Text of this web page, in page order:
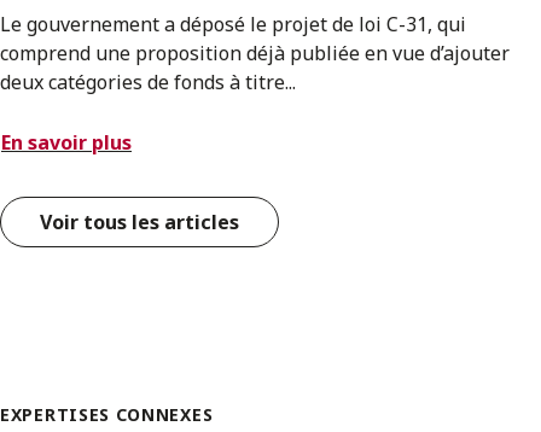
Le gouvernement a déposé le projet de loi C-31, qui
comprend une proposition déjà publiée en vue d’ajouter
deux catégories de fonds à titre...
En savoir plus
Voir tous les articles
EXPERTISES CONNEXES